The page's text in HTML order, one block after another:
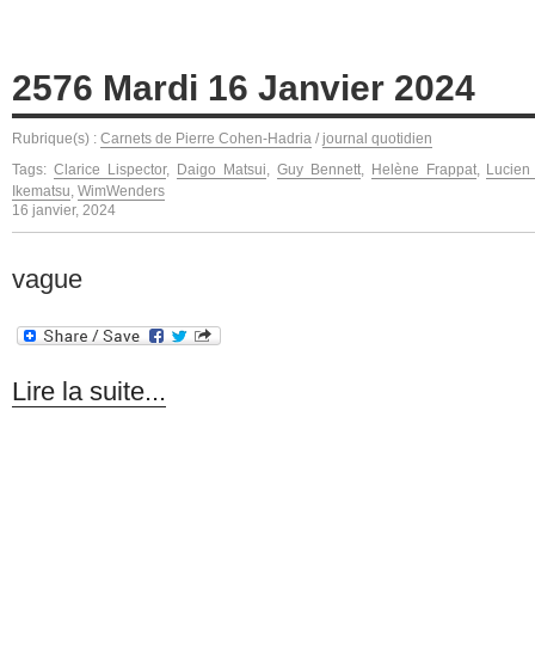
2576 Mardi 16 Janvier 2024
Rubrique(s) : Carnets de Pierre Cohen-Hadria / journal quotidien
Tags: Clarice Lispector, Daigo Matsui Guy Bennett, Helène Frappat,
Ikematsu WimWenders
16 janvier, 2024
vague
Lire la suite...